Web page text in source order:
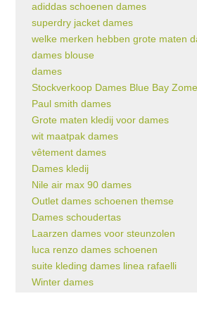
adiddas schoenen dames
superdry jacket dames
welke merken hebben grote maten
dames blouse
dames
Stockverkoop Dames Blue Bay
Paul smith dames
Grote maten kledij voor dames
wit maatpak dames
vêtement dames
Dames kledij
Nile air max 90 dames
Outlet dames schoenen themse
Dames schoudertas
Laarzen dames voor steunzolen
luca renzo dames schoenen
suite kleding dames linea rafaelli
Winter dames